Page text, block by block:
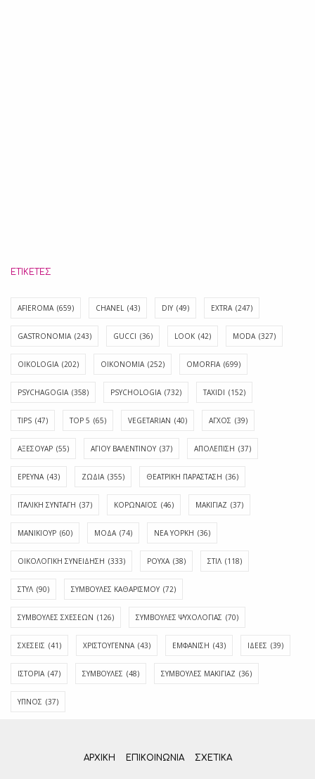
ΕΤΙΚΈΤΕΣ
AFIEROMA (659) CHANEL (43) DIY (49) EXTRA (247)
GASTRONOMIA (243) GUCCI (36) LOOK (42) MODA (327)
OIKOLOGIA (202) OIKONOMIA (252) OMORFIA (699)
PSYCHAGOGIA (358) PSYCHOLOGIA (732) TAXIDI (152)
TIPS (47) TOP 5 (65) VEGETARIAN (40) ΑΓΧΟΣ (39)
ΑΞΕΣΟΥΑΡ (55) ΑΓΊΟΥ ΒΑΛΕΝΤΊΝΟΥ (37) ΑΠΟΛΈΠΙΣΗ (37)
ΕΡΕΥΝΑ (43) ΖΩΔΙΑ (355) ΘΕΑΤΡΙΚΗ ΠΑΡΑΣΤΑΣΗ (36)
ΙΤΑΛΙΚΗ ΣΥΝΤΑΓΗ (37) ΚΟΡΩΝΑΪΟΣ (46) ΜΑΚΙΓΙΑΖ (37)
ΜΑΝΙΚΙΟΥΡ (60) ΜΟΔΑ (74) ΝΕΑ ΥΟΡΚΗ (36)
ΟΙΚΟΛΟΓΙΚΗ ΣΥΝΕΙΔΗΣΗ (333) ΡΟΥΧΑ (38) ΣΤΙΛ (118)
ΣΤΥΛ (90) ΣΥΜΒΟΥΛΕΣ ΚΑΘΑΡΙΣΜΟΥ (72)
ΣΥΜΒΟΥΛΕΣ ΣΧΕΣΕΩΝ (126) ΣΥΜΒΟΥΛΕΣ ΨΥΧΟΛΟΓΙΑΣ (70)
ΣΧΕΣΕΙΣ (41) ΧΡΙΣΤΟΥΓΕΝΝΑ (43) ΕΜΦΆΝΙΣΗ (43) ΙΔΈΕΣ (39)
ΙΣΤΟΡΊΑ (47) ΣΥΜΒΟΥΛΈΣ (48) ΣΥΜΒΟΥΛΈΣ ΜΑΚΙΓΙΆΖ (36)
ΎΠΝΟΣ (37)
ΑΡΧΙΚΗ ΕΠΙΚΟΙΝΩΝΊΑ ΣΧΕΤΙΚΆ